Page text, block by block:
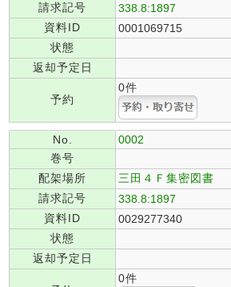
請求記号
338.8:1897
資料ID
0001069715
状態
返却予定日
予約
0件
No.
0002
巻号
配架場所
三田４Ｆ集密図書
請求記号
338.8:1897
資料ID
0029277340
状態
返却予定日
0件